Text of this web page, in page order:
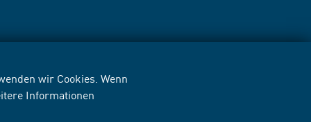
wir Cookies. Wenn
Informationen